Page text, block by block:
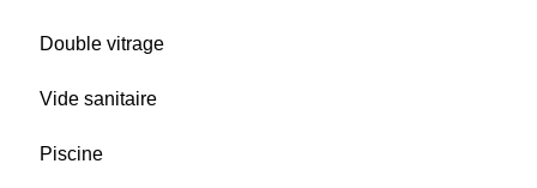
Double vitrage
Vide sanitaire
Piscine